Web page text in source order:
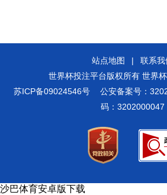
站点地图 |
联系我
世界杯投注平台版权所有 世界
苏ICP备09024546号
公安备案号：
码：3202000047
沙巴体育安卓版下载